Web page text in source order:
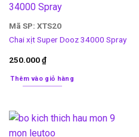
Mã SP: XTS20
Chai xịt Super Dooz 34000 Spray
250.000₫
Thêm vào giỏ hàng